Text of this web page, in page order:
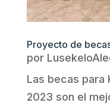
Proyecto de
por
Las becas para
2023 son el